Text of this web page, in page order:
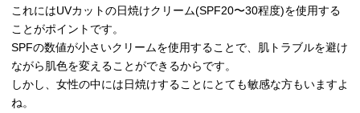
これにはUVカットの日焼けクリーム(SPF20〜30程度)を使用する
ことがポイントです。
SPFの数値が小さいクリームを使用することで、肌トラブルを避け
ながら肌色を変えることができるからです。
しかし、女性の中には日焼けすることにとても敏感な方もいますよ
ね。